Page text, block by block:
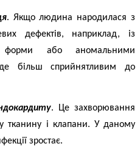
. Якщо людина народилася з
дефектів, наприклад, із
форми або аномальними
більш сприйнятливим до
. Це захворювання
тканину і клапани. У даному
зростає.